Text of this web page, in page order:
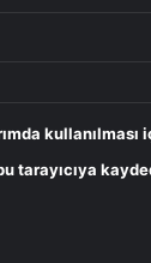
kullanılması
tarayıcıya